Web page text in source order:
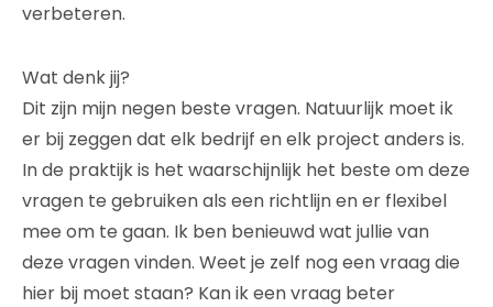
verbeteren.
Wat denk jij?
Dit zijn mijn negen beste vragen. Natuurlijk moet ik
er bij zeggen dat elk bedrijf en elk project anders is.
In de praktijk is het waarschijnlijk het beste om deze
vragen te gebruiken als een richtlijn en er flexibel
mee om te gaan. Ik ben benieuwd wat jullie van
deze vragen vinden. Weet je zelf nog een vraag die
hier bij moet staan? Kan ik een vraag beter